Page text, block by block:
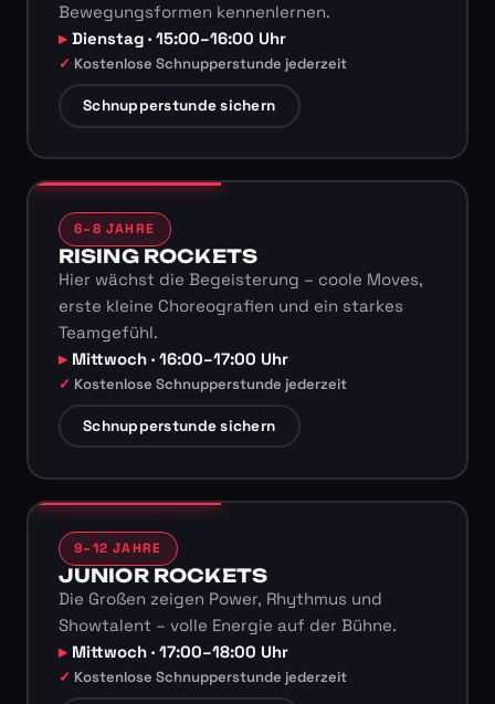
Bewegungsformen kennenlernen.
Dienstag · 15:00–16:00 Uhr
Kostenlose Schnupperstunde jederzeit
Schnupperstunde sichern
6–8 JAHRE
RISING ROCKETS
Hier wächst die Begeisterung – coole Moves,
erste kleine Choreografien und ein starkes
Teamgefühl.
Mittwoch · 16:00–17:00 Uhr
Kostenlose Schnupperstunde jederzeit
Schnupperstunde sichern
9–12 JAHRE
JUNIOR ROCKETS
Die Großen zeigen Power, Rhythmus und
Showtalent – volle Energie auf der Bühne.
Mittwoch · 17:00–18:00 Uhr
Kostenlose Schnupperstunde jederzeit